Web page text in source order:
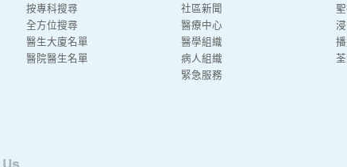
按專科搜尋
全方位搜尋
醫生大廈名單
醫院醫生名單
社區新聞
醫療中心
醫學組織
病人組織
緊急服務